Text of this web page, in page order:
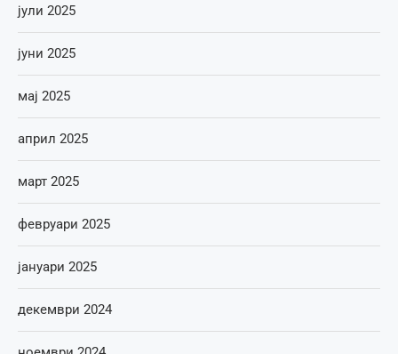
јули 2025
јуни 2025
мај 2025
април 2025
март 2025
февруари 2025
јануари 2025
декември 2024